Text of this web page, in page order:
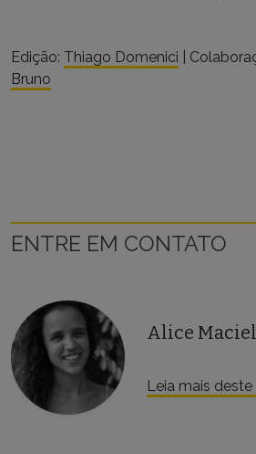
Edição: Thiago Domenici |
Bruno
ENTRE EM CONTATO
Alice Maciel
Leia mais